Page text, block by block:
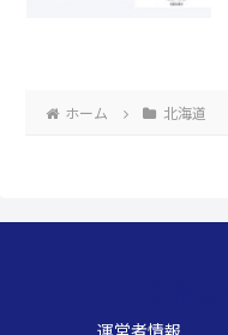
ホーム 北海道